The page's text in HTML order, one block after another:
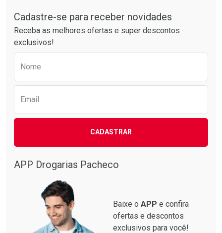
Por R$ 74,99/cada
Por R$ 61,55/cada
Cadastre-se para receber novidades
Receba as melhores ofertas e super descontos
exclusivos!
Nome
Email
CADASTRAR
APP Drogarias Pacheco
Baixe o APP e confira
ofertas e descontos
exclusivos para você!